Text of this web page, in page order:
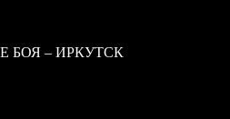
БОЯ – ИРКУТСК